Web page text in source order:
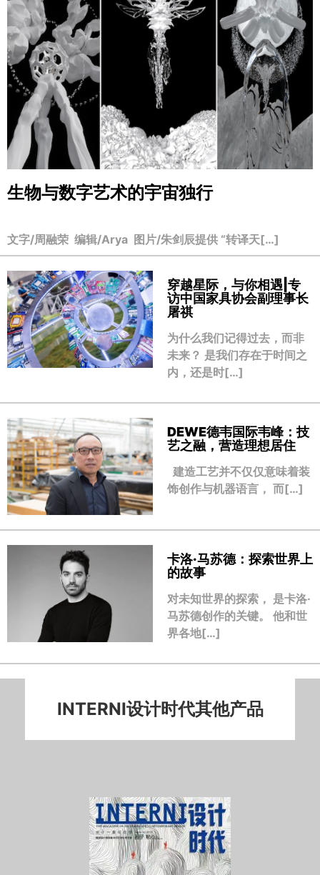
生物与数字艺术的宇宙独行
文字/周融荣 编辑/Arya 图片/朱剑辰提供 “转译天[…]
穿越星际，与你相遇|专
访中国家具协会副理事长
屠祺
为什么我们记得过去，而非
未来？ 是我们存在于时间之
内，还是时[…]
DEWE德韦国际韦峰：技
艺之融，营造理想居住
建造工艺并不仅仅意味着装
饰创作与机器语言， 而[…]
卡洛·马苏德：探索世界上
的故事
对未知世界的探索， 是卡洛·
马苏德创作的关键。 他和世
界各地[…]
INTERNI设计时代其他产品